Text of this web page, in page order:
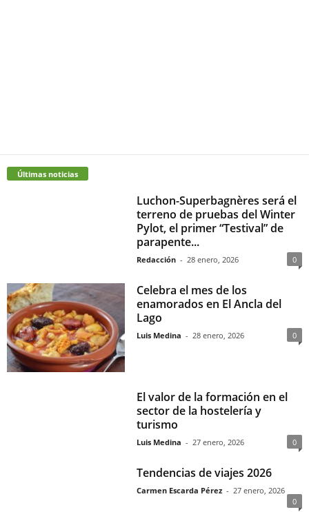
Últimas noticias
Luchon-Superbagnères será el
terreno de pruebas del Winter
Pylot, el primer “Testival” de
parapente...
Redacción - 28 enero, 2026 0
Celebra el mes de los
enamorados en El Ancla del
Lago
Luis Medina - 28 enero, 2026 0
El valor de la formación en el
sector de la hostelería y
turismo
Luis Medina - 27 enero, 2026 0
Tendencias de viajes 2026
Carmen Escarda Pérez - 27 enero, 2026
0